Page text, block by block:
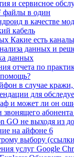
и сервисное
файлы в один
в качестве
кабель
Какие есть
данных и
данных
отчета по
в случае
для
и может ли он
GO не выходя из
на айфоне 6
выбору
услуг Google